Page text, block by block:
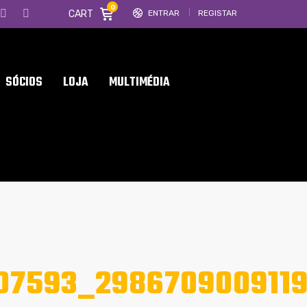
ENTRAR REGISTAR
CART
0
SÓCIOS LOJA MULTIMÉDIA